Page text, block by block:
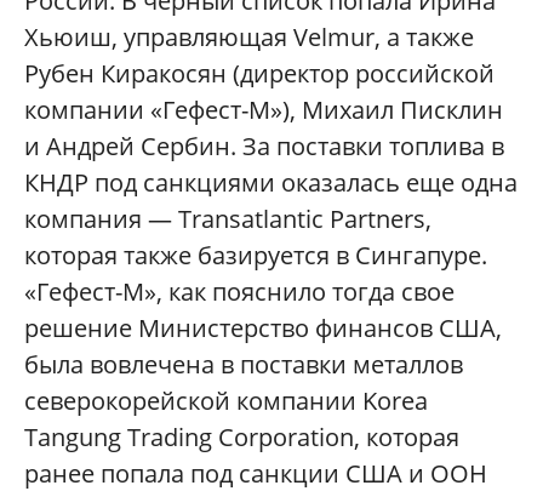
Хьюиш, управляющая Velmur, а также
Рубен Киракосян (директор российской
компании «Гефест-М»), Михаил Писклин
и Андрей Сербин. За поставки топлива в
КНДР под санкциями оказалась еще одна
компания — Transatlantic Partners,
которая также базируется в Сингапуре.
«Гефест-М», как пояснило тогда свое
решение Министерство финансов США,
была вовлечена в поставки металлов
северокорейской компании Korea
Tangung Trading Corporation, которая
ранее попала под санкции США и ООН